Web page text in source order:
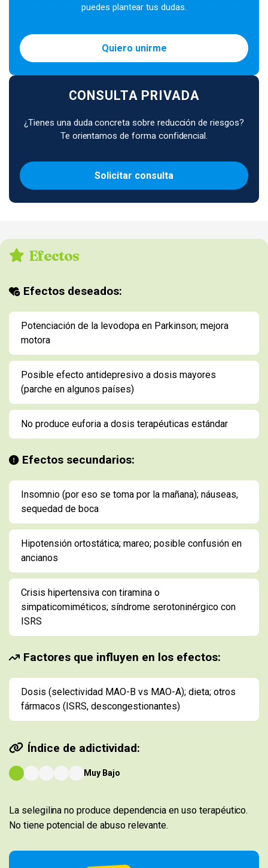
puedes plantear tus dudas.
Quiero unirme
CONSULTA PRIVADA
¿Tienes una duda concreta sobre reducción de riesgos?
Te orientamos de forma confidencial.
Solicitar consulta
Efectos
Efectos deseados:
Potenciación de la levodopa en Parkinson; mejora
motora
Posible efecto antidepresivo a dosis mayores
(parche en algunos países)
No produce euforia a dosis terapéuticas estándar
Efectos secundarios:
Insomnio (por eso se toma por la mañana); náuseas,
sequedad de boca
Hipotensión ortostática; mareo; posible confusión en
ancianos
Crisis hipertensiva con tiramina o
simpaticomiméticos; síndrome serotoninérgico con
ISRS
Factores que influyen en los efectos:
Dosis (selectividad MAO-B vs MAO-A); dieta; otros
fármacos (ISRS, descongestionantes)
Índice de adictividad:
Muy Bajo
La selegilina no produce dependencia en uso terapéutico.
No tiene potencial de abuso relevante.